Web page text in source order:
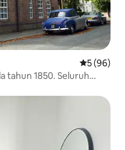
Penarafan
5 (96)
tahun 1850. Seluruh